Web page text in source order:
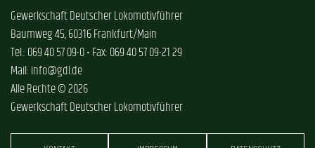
Gewerkschaft Deutscher Lokomotivführer
Baumweg 45, 60316 Frankfurt/Main
Tel.: 069 40 57 09-0 • Fax: 069 40 57 09-21 29
Mail: info@gdl.de
Alle Rechte © 2026
Gewerkschaft Deutscher Lokomotivführer